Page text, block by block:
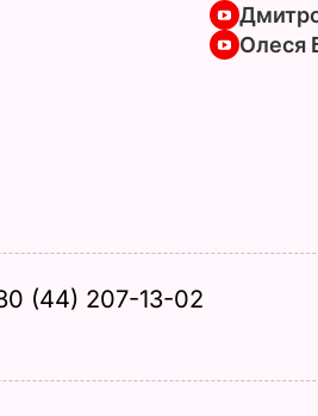
Олеся
(44) 207-13-02